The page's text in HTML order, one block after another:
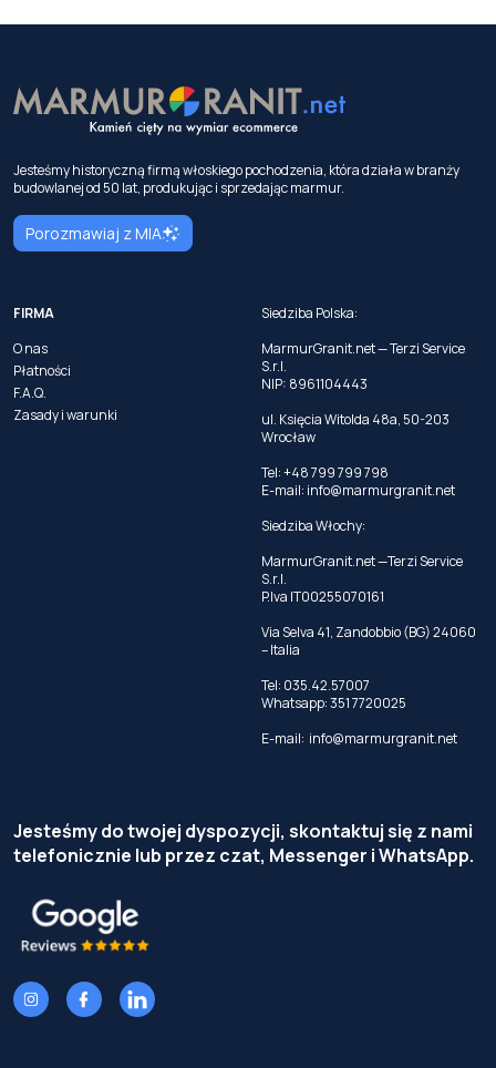
Jesteśmy historyczną firmą włoskiego pochodzenia, która działa w branży
budowlanej od 50 lat, produkując i sprzedając marmur.
Porozmawiaj z MIA
FIRMA
O nas
Płatności
F.A.Q.
Zasady i warunki
Siedziba Polska:
MarmurGranit.net — Terzi Service
S.r.l.
NIP: 8961104443
ul. Księcia Witolda 48a, 50-203
Wrocław
Tel: +48 799 799 798
E-mail: info@marmurgranit.net
Siedziba Włochy:
MarmurGranit.net —Terzi Service
S.r.l.
P.Iva IT00255070161
Via Selva 41, Zandobbio (BG) 24060
– Italia
Tel: 035.42.57007
Whatsapp:351 7720025
E-mail: info@marmurgranit.net
Jesteśmy do twojej dyspozycji, skontaktuj się z nami
telefonicznie lub przez czat, Messenger i WhatsApp.